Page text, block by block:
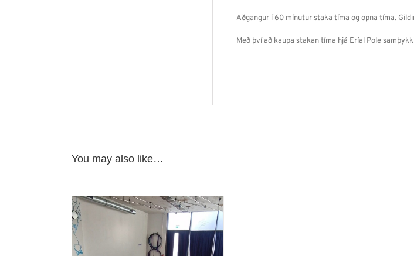
Aðgangur í 60 mínutur staka tíma og opna tíma.
Með því að kaupa stakan tíma hjá Eríal Pole
You may also like…